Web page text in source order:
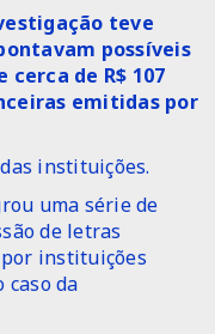
teve
possíveis
de R$ 107
emitidas por
instituições.
uma série de
de letras
instituições
caso da